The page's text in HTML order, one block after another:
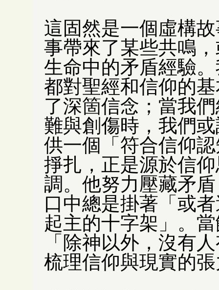
這固然是一個虛構
事帶來了某些共鳴
生命中的矛盾經驗
都對聖經和信仰的
了深箇信念；當我
難與創傷時，我們
供一個「符合信仰
掙扎，正是源於信
調。他努力壓藏矛
口中總是掛著「或
起主的十字架」。
「除神以外，沒有
梳理信仰與現實的